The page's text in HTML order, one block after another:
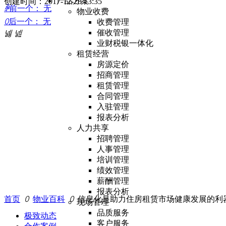
物业收费
收费管理
催收管理
业财税银一体化
租赁经营
房源定价
招商管理
租赁管理
合同管理
入驻管理
报表分析
人力共享
招聘管理
人事管理
培训管理
绩效管理
薪酬管理
报表分析
现场管理
品质服务
客户服务
ꄴ前一个：
无
ꄲ后一个：
无
넳 넲
首页 ꄲ 物业百科 ꄲ 信息化是助力住房租赁市场健康发展的利
极致动态